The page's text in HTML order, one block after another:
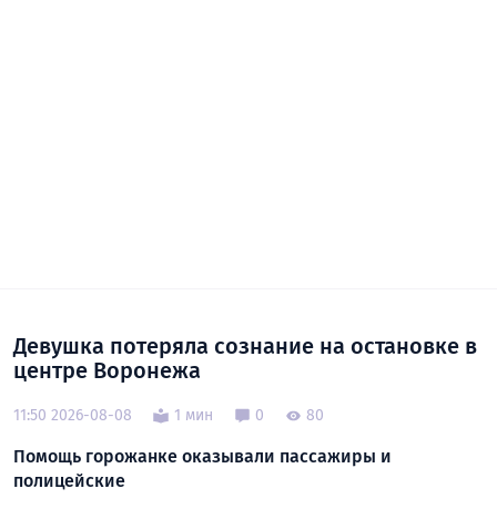
Девушка потеряла сознание на остановке в
центре Воронежа
11:50 2026-08-08 1 мин 0 80
Помощь горожанке оказывали пассажиры и
полицейские